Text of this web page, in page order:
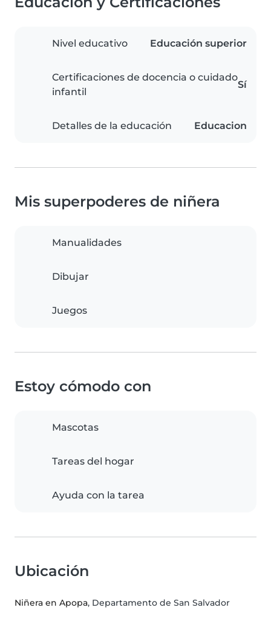
Nivel educativo Educación superior
Certificaciones de docencia o cuidado
infantil
Sí
Detalles de la educación Educacion
Mis superpoderes de niñera
Manualidades
Dibujar
Juegos
Estoy cómodo con
Mascotas
Tareas del hogar
Ayuda con la tarea
Ubicación
Niñera en Apopa, Departamento de San Salvador